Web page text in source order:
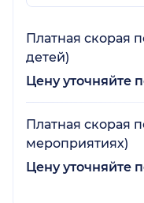
Платная скорая
детей)
Цену уточняйте
Платная скорая
мероприятиях)
Цену уточняйте